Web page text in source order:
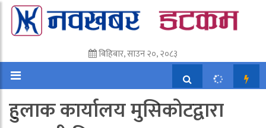
बिहिबार, साउन २०, २०८३
हुलाक कार्यालय मुसिकोटद्वारा